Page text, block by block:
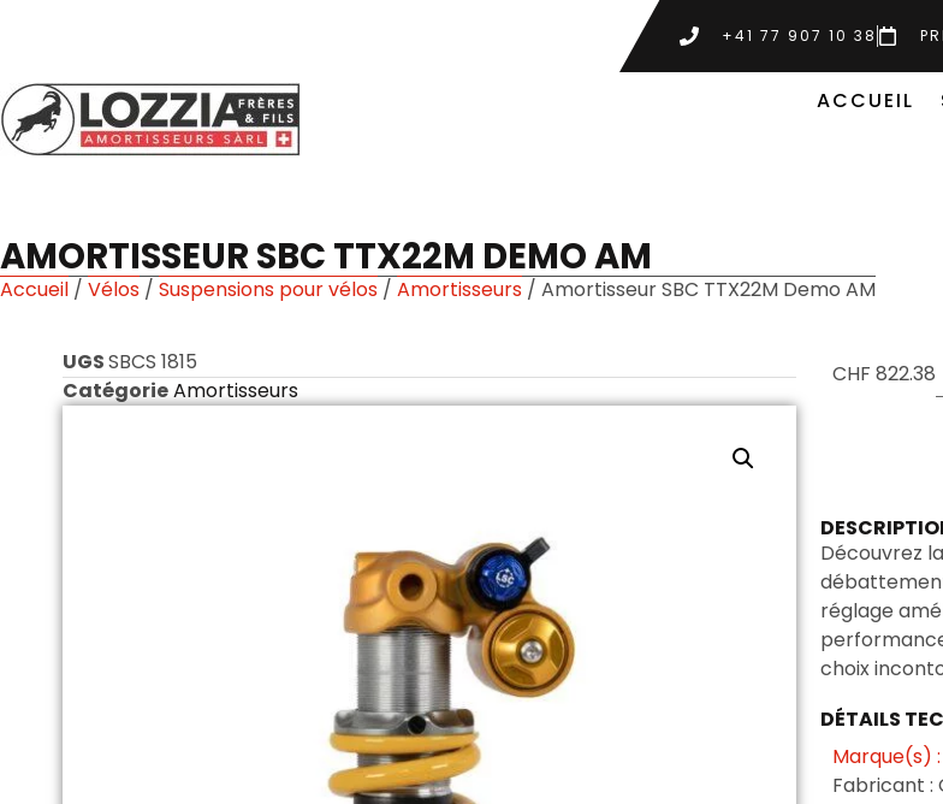
+41 77 907 10 38
ACCUEIL
AMORTISSEUR SBC TTX22M DEMO AM
Accueil / Vélos / Suspensions pour vélos / Amortisseurs / Amortisseur SBC TTX22M Demo AM
UGSSBCS 1815
CatégorieAmortisseurs
CHF 822.38
Découvrez
réglage
choix
DÉTAILS
Marque(s)
Fabricant :